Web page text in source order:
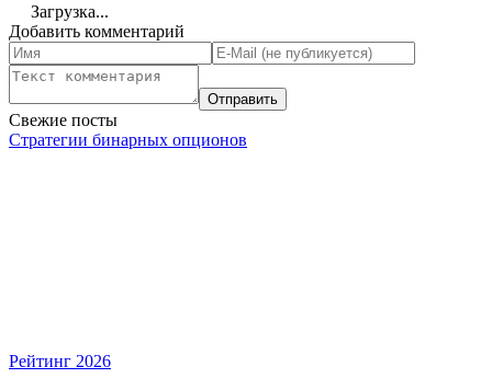
Загрузка...
Добавить комментарий
Свежие посты
Стратегии бинарных опционов
Рейтинг 2026